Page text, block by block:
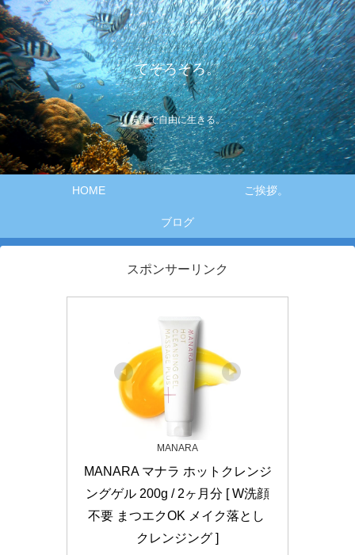
てそろそろ。
笑顔で自由に生きる。
HOME ご挨拶。
ブログ
スポンサーリンク
MANARA
MANARA マナラ ホットクレンジ
ングゲル 200g / 2ヶ月分 [ W洗顔
不要 まつエクOK メイク落とし
クレンジング ]